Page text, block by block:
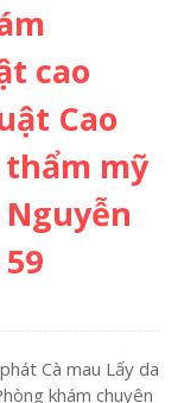
cao
Cao
mỹ
Cà mau Lấy da
khám chuyên